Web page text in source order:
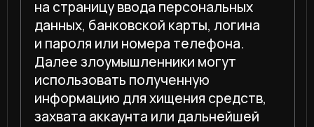
ПРОДУКТЫ
CICADA8 ETM
CICADA8 Dependency Firewall
CICADA8 Cyber Rating
CICADA8 VM